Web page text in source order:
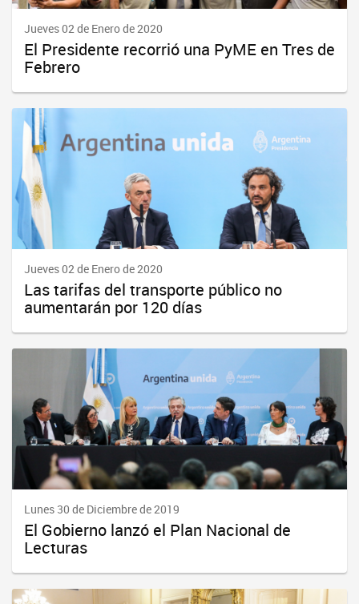
Jueves 02 de Enero de 2020
El Presidente recorrió una PyME en Tres de
Febrero
Jueves 02 de Enero de 2020
Las tarifas del transporte público no
aumentarán por 120 días
Lunes 30 de Diciembre de 2019
El Gobierno lanzó el Plan Nacional de
Lecturas